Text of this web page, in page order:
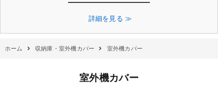
詳細を見る ≫
室外機カバー
ホーム 収納庫・室外機カバー 室外機カバー